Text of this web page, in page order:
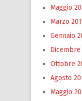
Maggio
Marzo
Gennaio
Dicembre
Ottobre
Agosto
Maggio